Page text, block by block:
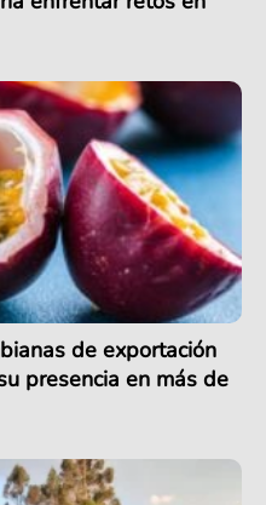
de exportación
presencia en más de